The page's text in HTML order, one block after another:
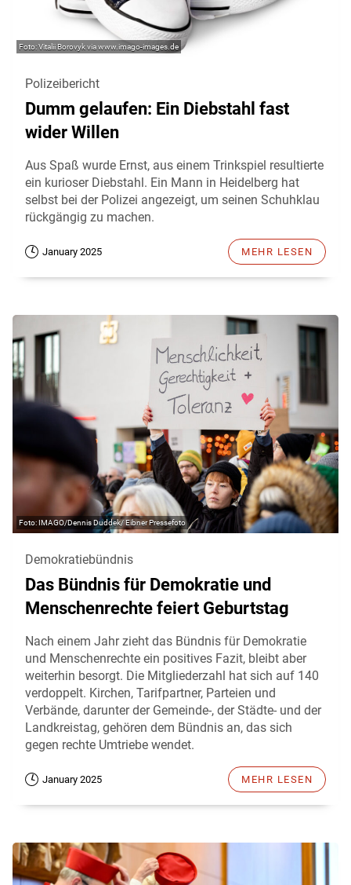
Vitalii Borovyk via www.imago-images.de
Polizeibericht
Dumm gelaufen: Ein Diebstahl fast
wider Willen
Aus Spaß wurde Ernst, aus einem Trinkspiel resultierte
ein kurioser Diebstahl. Ein Mann in Heidelberg hat
selbst bei der Polizei angezeigt, um seinen Schuhklau
rückgängig zu machen.
January 2025 MEHR LESEN
IMAGO/Dennis Duddek/ Eibner Pressefoto
Demokratiebündnis
Das Bündnis für Demokratie und
Menschenrechte feiert Geburtstag
Nach einem Jahr zieht das Bündnis für Demokratie
und Menschenrechte ein positives Fazit, bleibt aber
weiterhin besorgt. Die Mitgliederzahl hat sich auf 140
verdoppelt. Kirchen, Tarifpartner, Parteien und
Verbände, darunter der Gemeinde-, der Städte- und der
Landkreistag, gehören dem Bündnis an, das sich
gegen rechte Umtriebe wendet.
January 2025 MEHR LESEN